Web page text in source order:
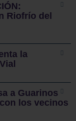
Riofrío del
la
a Guarinos
los vecinos